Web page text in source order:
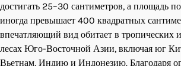
достигать 25–30 сантиметров, а площадь
иногда превышает 400 квадратных
впечатляющий вид обитает в тропических
лесах Юго-Восточной Азии, включая юг
Вьетнам, Индию и Индонезию. Благодаря